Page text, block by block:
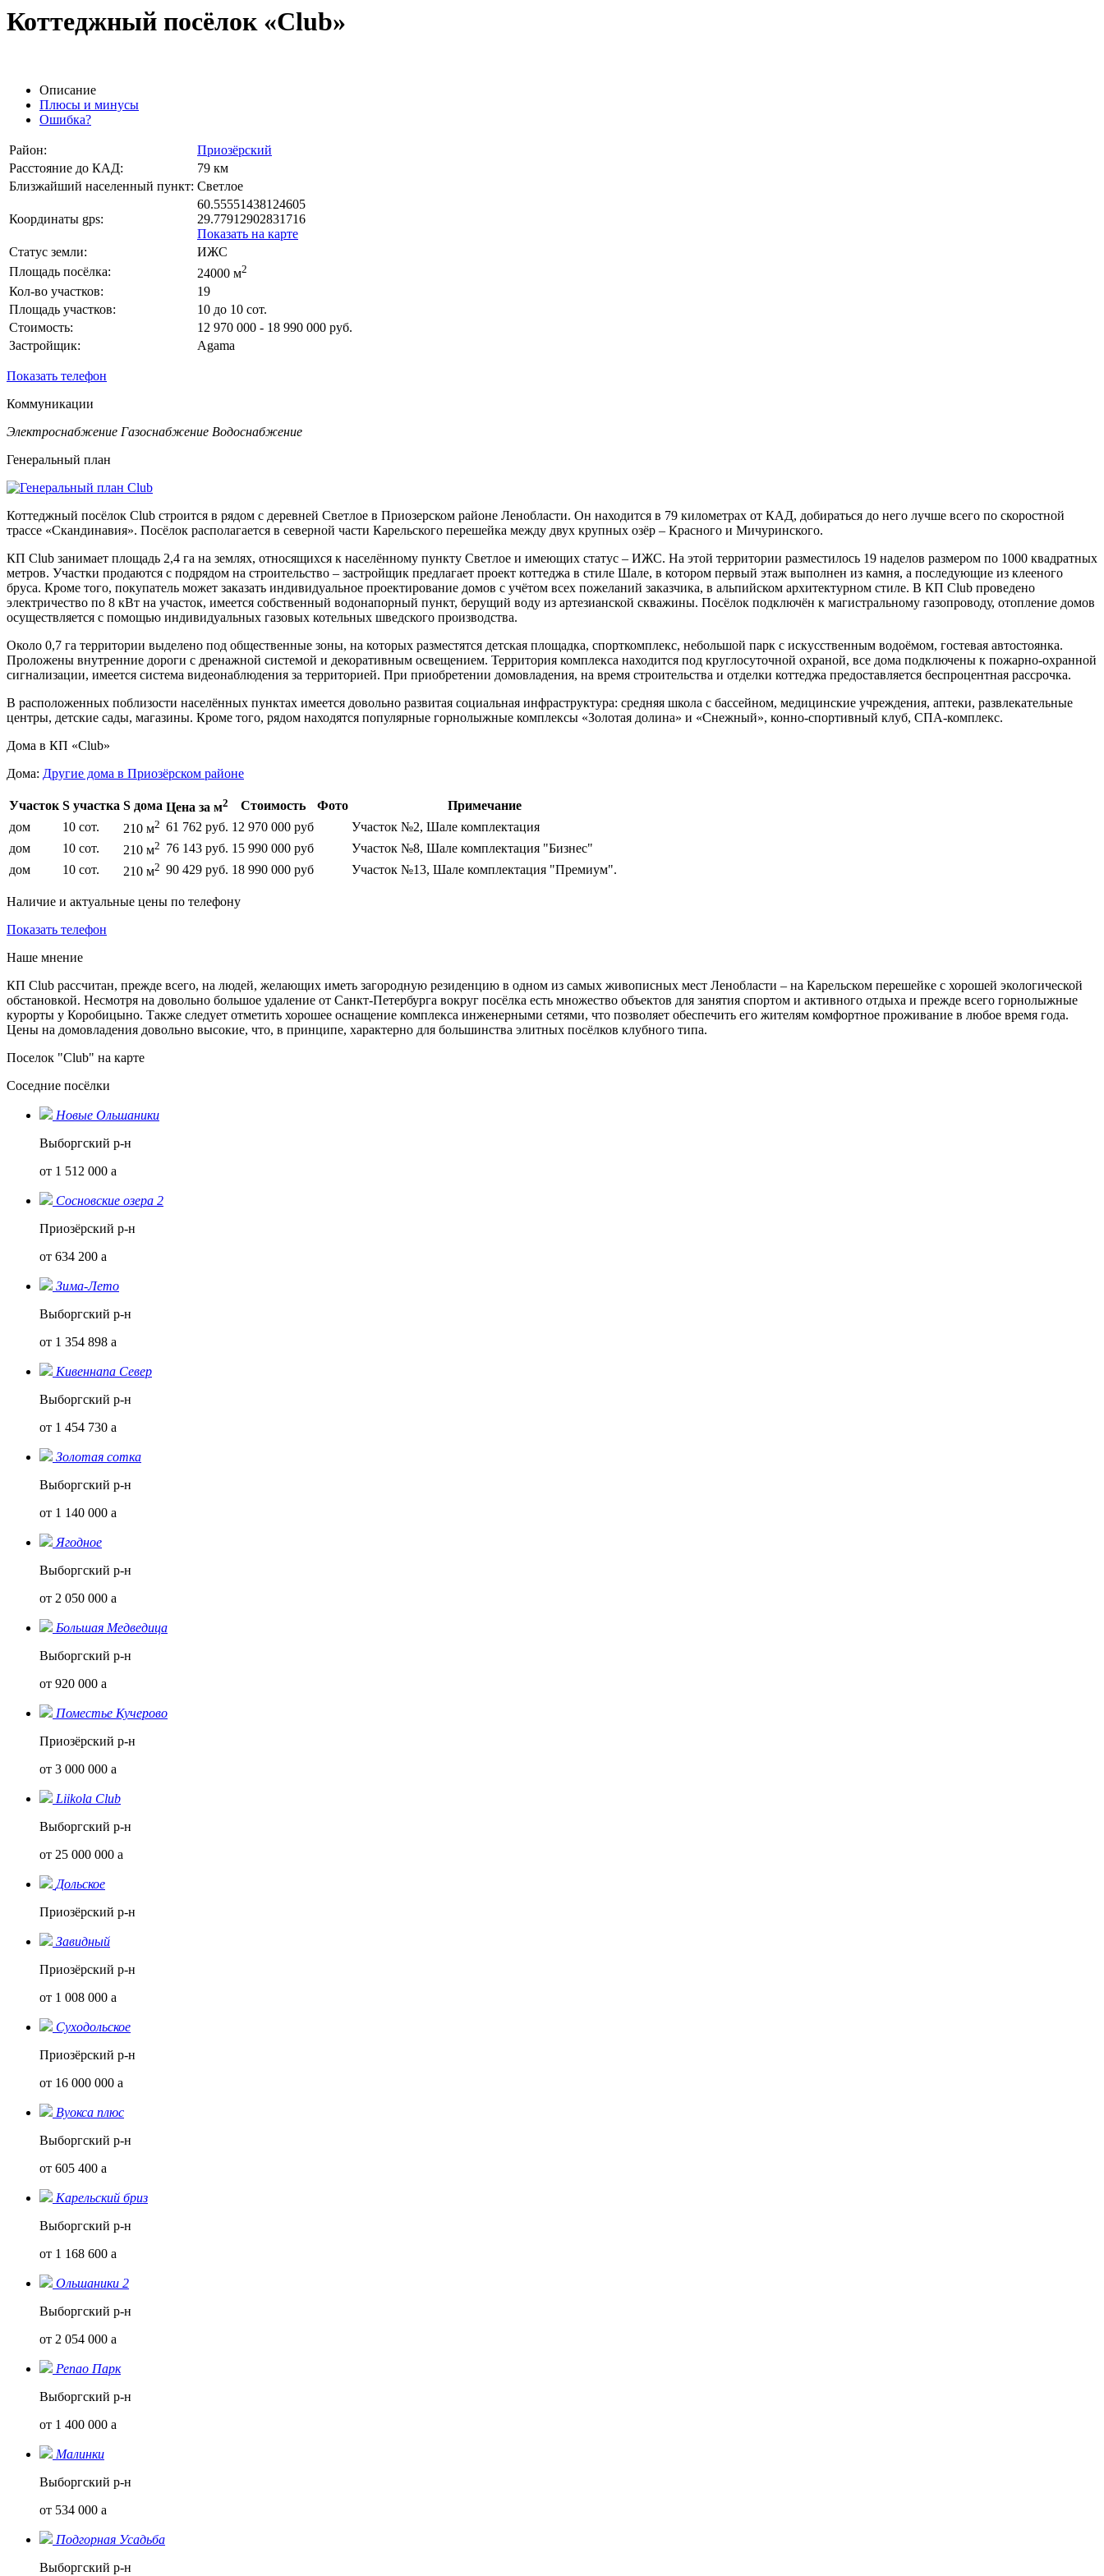
Коттеджный посёлок «Club»
Описание
Плюсы и минусы
Ошибка?
Район:
Приозёрский
Расстояние до КАД:
79 км
Близжайший населенный пункт: Светлое
Координаты gps:
60.55551438124605
29.77912902831716
Показать на карте
Статус земли:
ИЖС
Площадь посёлка:
24000 м2
Кол-во участков:
19
Площадь участков:
10 до 10 сот.
Стоимость:
12 970 000 - 18 990 000 руб.
Застройщик:
Agama
Показать телефон
Коммуникации
Электроснабжение Газоснабжение Водоснабжение
Генеральный план
Коттеджный посёлок Club строится в рядом с деревней Светлое в Приозерском районе Ленобласти. Он находится в 79 километрах от КАД, добираться до него лучше всего по скоростной
трассе «Скандинавия». Посёлок располагается в северной части Карельского перешейка между двух крупных озёр – Красного и Мичуринского.
КП Club занимает площадь 2,4 га на землях, относящихся к населённому пункту Светлое и имеющих статус – ИЖС. На этой территории разместилось 19 наделов размером по 1000 квадратных
метров. Участки продаются с подрядом на строительство – застройщик предлагает проект коттеджа в стиле Шале, в котором первый этаж выполнен из камня, а последующие из клееного
бруса. Кроме того, покупатель может заказать индивидуальное проектирование домов с учётом всех пожеланий заказчика, в альпийском архитектурном стиле. В КП Club проведено
электричество по 8 кВт на участок, имеется собственный водонапорный пункт, берущий воду из артезианской скважины. Посёлок подключён к магистральному газопроводу, отопление домов
осуществляется с помощью индивидуальных газовых котельных шведского производства.
Около 0,7 га территории выделено под общественные зоны, на которых разместятся детская площадка, спорткомплекс, небольшой парк с искусственным водоёмом, гостевая автостоянка.
Проложены внутренние дороги с дренажной системой и декоративным освещением. Территория комплекса находится под круглосуточной охраной, все дома подключены к пожарно-охранной
сигнализации, имеется система видеонаблюдения за территорией. При приобретении домовладения, на время строительства и отделки коттеджа предоставляется беспроцентная рассрочка.
В расположенных поблизости населённых пунктах имеется довольно развитая социальная инфраструктура: средняя школа с бассейном, медицинские учреждения, аптеки, развлекательные
центры, детские сады, магазины. Кроме того, рядом находятся популярные горнолыжные комплексы «Золотая долина» и «Снежный», конно-спортивный клуб, СПА-комплекс.
Дома в КП «Club»
Дома: Другие дома в Приозёрском районе
Участок S участка S дома Цена за м2 Стоимость Фото
Примечание
дом
10 сот. 210 м2 61 762 руб. 12 970 000 руб
Участок №2, Шале комплектация
дом
10 сот. 210 м2 76 143 руб. 15 990 000 руб
Участок №8, Шале комплектация "Бизнес"
дом
10 сот. 210 м2 90 429 руб. 18 990 000 руб Участок №13, Шале комплектация "Премиум".
Наличие и актуальные цены по телефону
Показать телефон
Наше мнение
КП Club рассчитан, прежде всего, на людей, желающих иметь загородную резиденцию в одном из самых живописных мест Ленобласти – на Карельском перешейке с хорошей экологической
обстановкой. Несмотря на довольно большое удаление от Санкт-Петербурга вокруг посёлка есть множество объектов для занятия спортом и активного отдыха и прежде всего горнолыжные
курорты у Коробицыно. Также следует отметить хорошее оснащение комплекса инженерными сетями, что позволяет обеспечить его жителям комфортное проживание в любое время года.
Цены на домовладения довольно высокие, что, в принципе, характерно для большинства элитных посёлков клубного типа.
Поселок "Club" на карте
Соседние посёлки
Новые Ольшаники
Выборгский р-н
от 1 512 000 a
Сосновские озера 2
Приозёрский р-н
от 634 200 a
Зима-Лето
Выборгский р-н
от 1 354 898 a
Кивеннапа Север
Выборгский р-н
от 1 454 730 a
Золотая сотка
Выборгский р-н
от 1 140 000 a
Ягодное
Выборгский р-н
от 2 050 000 a
Большая Медведица
Выборгский р-н
от 920 000 a
Поместье Кучерово
Приозёрский р-н
от 3 000 000 a
Liikola Club
Выборгский р-н
от 25 000 000 a
Дольское
Приозёрский р-н
Завидный
Приозёрский р-н
от 1 008 000 a
Суходольское
Приозёрский р-н
от 16 000 000 a
Вуокса плюс
Выборгский р-н
от 605 400 a
Карельский бриз
Выборгский р-н
от 1 168 600 a
Ольшаники 2
Выборгский р-н
от 2 054 000 a
Репао Парк
Выборгский р-н
от 1 400 000 a
Малинки
Выборгский р-н
от 534 000 a
Подгорная Усадьба
Выборгский р-н